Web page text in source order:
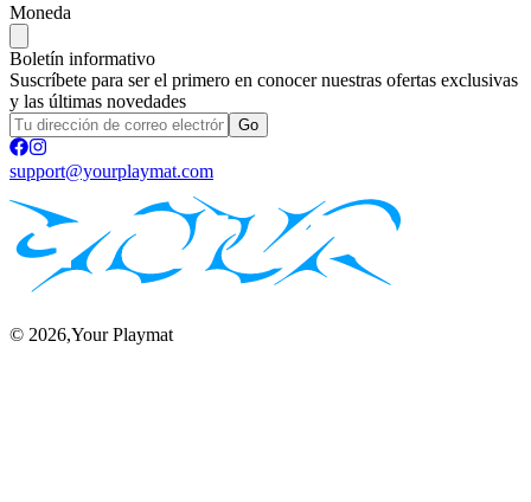
Moneda
Boletín informativo
Suscríbete para ser el primero en conocer nuestras ofertas exclusivas
y las últimas novedades
Go
support@yourplaymat.com
© 2026,Your Playmat